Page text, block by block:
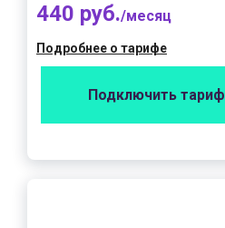
440 руб./месяц
Подробнее о тарифе
Подключить тариф